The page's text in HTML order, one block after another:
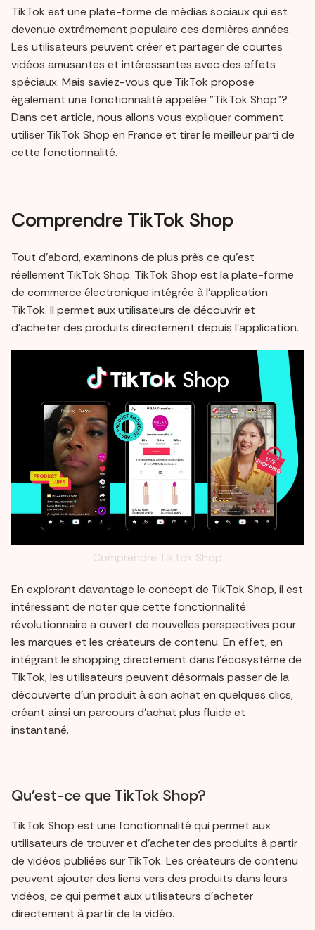
TikTok est une plate-forme de médias sociaux qui est
devenue extrêmement populaire ces dernières années.
Les utilisateurs peuvent créer et partager de courtes
vidéos amusantes et intéressantes avec des effets
spéciaux. Mais saviez-vous que TikTok propose
également une fonctionnalité appelée "TikTok Shop"?
Dans cet article, nous allons vous expliquer comment
utiliser TikTok Shop en France et tirer le meilleur parti de
cette fonctionnalité.
Comprendre TikTok Shop
Tout d'abord, examinons de plus près ce qu'est
réellement TikTok Shop. TikTok Shop est la plate-forme
de commerce électronique intégrée à l'application
TikTok. Il permet aux utilisateurs de découvrir et
d'acheter des produits directement depuis l'application.
Comprendre TikTok Shop
En explorant davantage le concept de TikTok Shop, il est
intéressant de noter que cette fonctionnalité
révolutionnaire a ouvert de nouvelles perspectives pour
les marques et les créateurs de contenu. En effet, en
intégrant le shopping directement dans l'écosystème de
TikTok, les utilisateurs peuvent désormais passer de la
découverte d'un produit à son achat en quelques clics,
créant ainsi un parcours d'achat plus fluide et
instantané.
Qu'est-ce que TikTok Shop?
TikTok Shop est une fonctionnalité qui permet aux
utilisateurs de trouver et d'acheter des produits à partir
de vidéos publiées sur TikTok. Les créateurs de contenu
peuvent ajouter des liens vers des produits dans leurs
vidéos, ce qui permet aux utilisateurs d'acheter
directement à partir de la vidéo.